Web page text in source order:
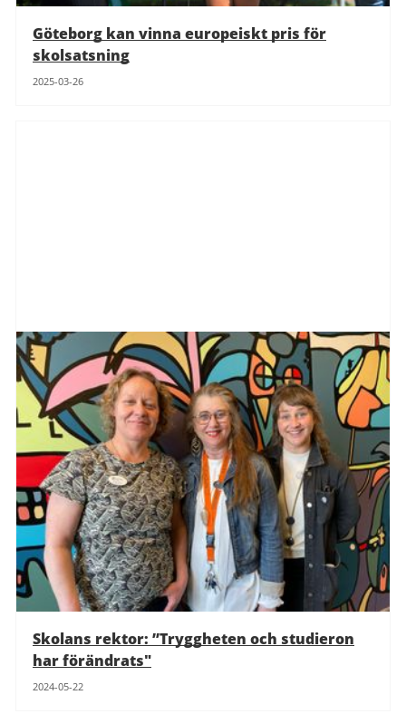
Göteborg kan vinna europeiskt pris för
skolsatsning
2025-03-26
Skolans rektor: ”Tryggheten och studieron
har förändrats"
2024-05-22